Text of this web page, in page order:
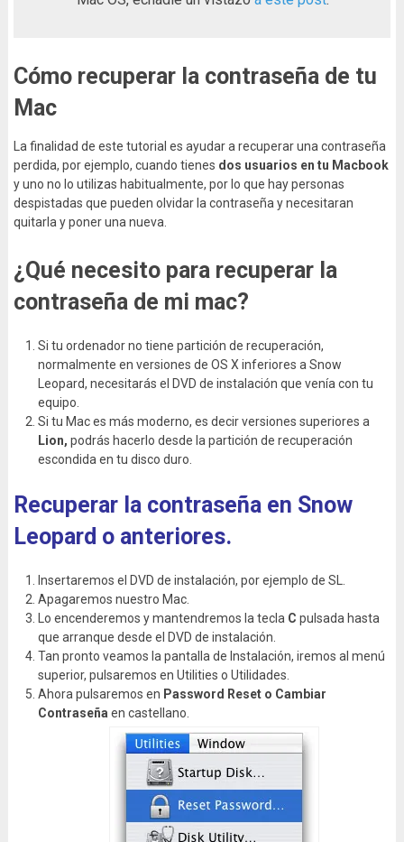
Cómo recuperar la contraseña de tu
Mac
La finalidad de este tutorial es ayudar a recuperar una contraseña
perdida, por ejemplo, cuando tienes dos usuarios en tu Macbook
y uno no lo utilizas habitualmente, por lo que hay personas
despistadas que pueden olvidar la contraseña y necesitaran
quitarla y poner una nueva.
¿Qué necesito para recuperar la
contraseña de mi mac?
Si tu ordenador no tiene partición de recuperación,
normalmente en versiones de OS X inferiores a Snow
Leopard, necesitarás el DVD de instalación que venía con tu
equipo.
Si tu Mac es más moderno, es decir versiones superiores a
Lion, podrás hacerlo desde la partición de recuperación
escondida en tu disco duro.
Recuperar la contraseña en Snow
Leopard o anteriores.
Insertaremos el DVD de instalación, por ejemplo de SL.
Apagaremos nuestro Mac.
Lo encenderemos y mantendremos la tecla C pulsada hasta
que arranque desde el DVD de instalación.
Tan pronto veamos la pantalla de Instalación, iremos al menú
superior, pulsaremos en Utilities o Utilidades.
Ahora pulsaremos en Password Reset o Cambiar
Contraseña en castellano.